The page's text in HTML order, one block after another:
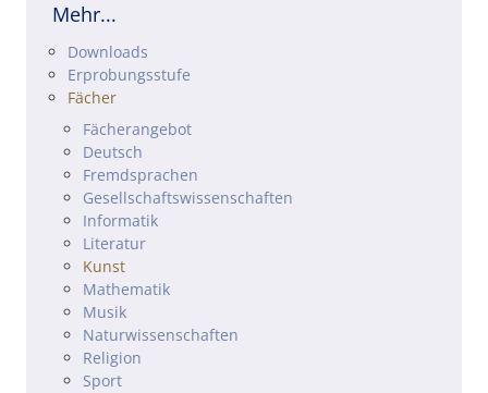
Mehr...
Navigation überspringen
Downloads
Erprobungsstufe
Fächer
Fächerangebot
Deutsch
Fremdsprachen
Gesellschafts­wissenschaften
Informatik
Literatur
Kunst
Mathematik
Musik
Natur­wissenschaften
Religion
Sport